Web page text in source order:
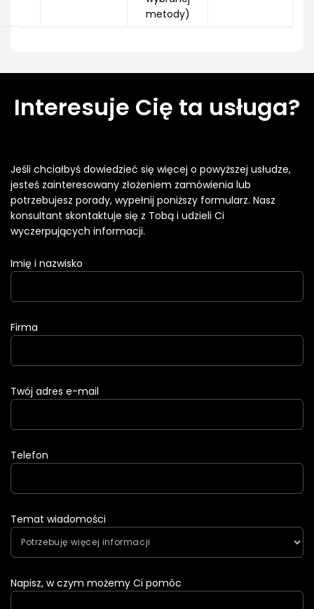
metody)
Interesuje Cię ta usługa?
Jeśli chciałbyś dowiedzieć się więcej o powyższej usłudze,
jesteś zainteresowany złożeniem zamówienia lub
potrzebujesz porady, wypełnij poniższy formularz. Nasz
konsultant skontaktuje się z Tobą i udzieli Ci
wyczerpujących informacji.
Imię i nazwisko
Firma
Twój adres e-mail
Telefon
Temat wiadomości
Napisz, w czym możemy Ci pomóc